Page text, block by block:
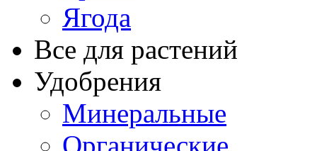
Ягода
Все для растений
Удобрения
Минеральные